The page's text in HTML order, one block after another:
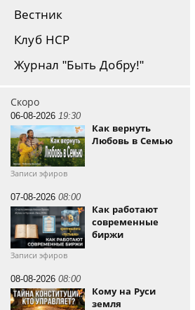
Вестник
Клуб НСР
Журнал "Быть Добру!"
Скоро
06-08-2026 19:30
Как вернуть
Любовь в Семью
Записи эфиров
07-08-2026 08:00
Как работают
современные
биржи
Записи эфиров
08-08-2026 08:00
Кому на Руси
земля